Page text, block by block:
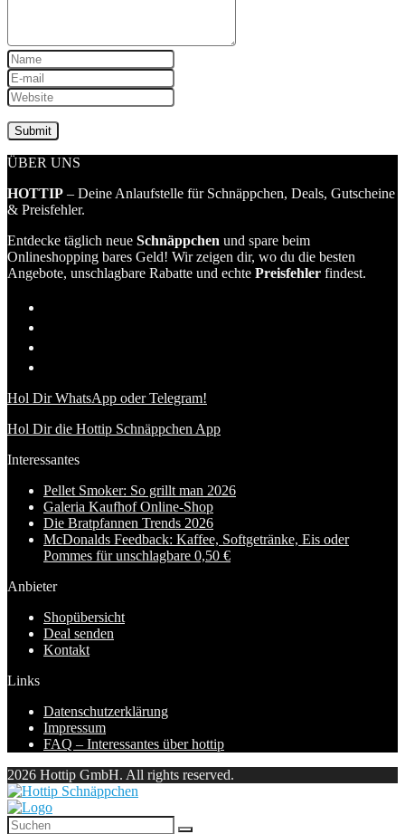
ÜBER UNS
HOTTIP – Deine Anlaufstelle für Schnäppchen, Deals, Gutscheine
& Preisfehler.
Entdecke täglich neue Schnäppchen und spare beim
Onlineshopping bares Geld! Wir zeigen dir, wo du die besten
Angebote, unschlagbare Rabatte und echte Preisfehler findest.
Hol Dir WhatsApp oder Telegram!
Hol Dir die Hottip Schnäppchen App
Interessantes
Pellet Smoker: So grillt man 2026
Galeria Kaufhof Online-Shop
Die Bratpfannen Trends 2026
McDonalds Feedback: Kaffee, Softgetränke, Eis oder
Pommes für unschlagbare 0,50 €
Anbieter
Shopübersicht
Deal senden
Kontakt
Links
Datenschutzerklärung
Impressum
FAQ – Interessantes über hottip
2026 Hottip GmbH. All rights reserved.